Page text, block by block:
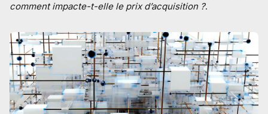
comment impacte-t-elle le prix d’acquisition ?.